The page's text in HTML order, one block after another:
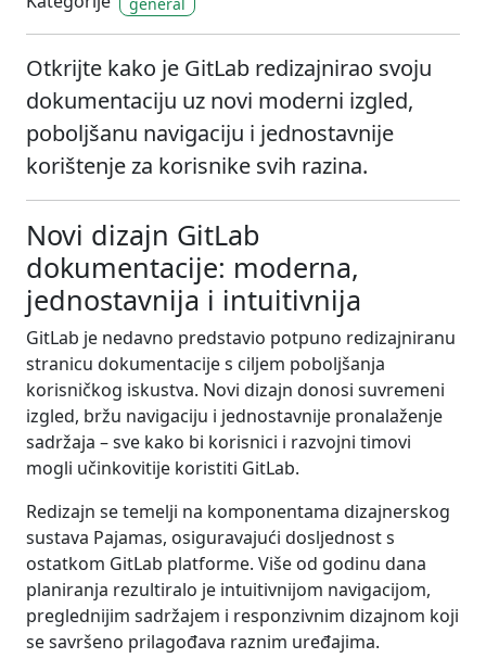
Otkrijte kako je GitLab redizajnirao svoju
dokumentaciju uz novi moderni izgled,
poboljšanu navigaciju i jednostavnije
korištenje za korisnike svih razina.
Novi dizajn GitLab
dokumentacije: moderna,
jednostavnija i intuitivnija
GitLab je nedavno predstavio potpuno redizajniranu
stranicu dokumentacije s ciljem poboljšanja
korisničkog iskustva. Novi dizajn donosi suvremeni
izgled, bržu navigaciju i jednostavnije pronalaženje
sadržaja – sve kako bi korisnici i razvojni timovi
mogli učinkovitije koristiti GitLab.
Redizajn se temelji na komponentama dizajnerskog
sustava Pajamas, osiguravajući dosljednost s
ostatkom GitLab platforme. Više od godinu dana
planiranja rezultiralo je intuitivnijom navigacijom,
preglednijim sadržajem i responzivnim dizajnom koji
se savršeno prilagođava raznim uređajima.